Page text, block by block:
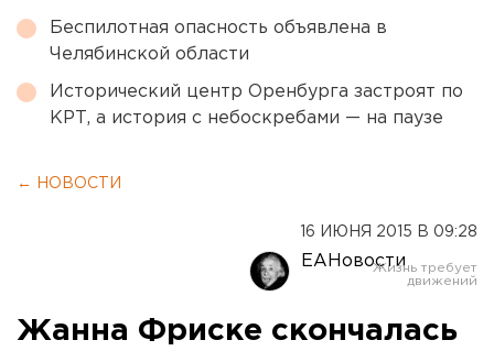
Беспилотная опасность объявлена в
Челябинской области
Исторический центр Оренбурга застроят по
КРТ, а история с небоскребами — на паузе
← НОВОСТИ
16 ИЮНЯ 2015 В 09:28
ЕАНовости
Жанна Фриске скончалась